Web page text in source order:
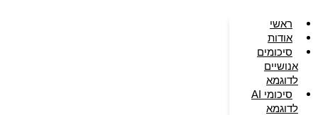
ראשי
אודות
סיכומים
אנושיים
לדוגמא
סיכומי AI
לדוגמא